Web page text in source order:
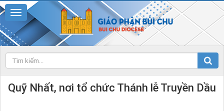
Quỹ Nhất, nơi tổ chức Thánh lễ Truyền Dầu